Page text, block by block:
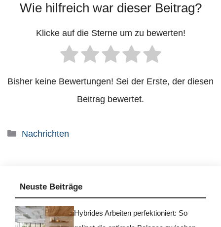
Wie hilfreich war dieser Beitrag?
Klicke auf die Sterne um zu bewerten!
Bisher keine Bewertungen! Sei der Erste, der diesen
Beitrag bewertet.
Kategorien
Nachrichten
Neuste Beiträge
Hybrides Arbeiten perfektioniert: So